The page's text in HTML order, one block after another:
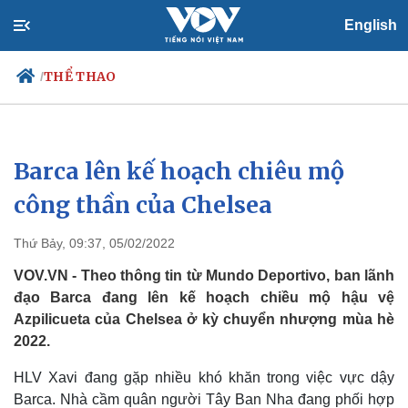
English
/THỂ THAO
Chính trị
Đảng
Tổ chức nhân sự
Nhận diện sự thật
Xã hội
Tin 24h
Dự báo thời tiết
Việc làm
Biển đảo
Barca lên kế hoạch chiêu mộ
công thần của Chelsea
Thứ Bảy, 09:37, 05/02/2022
VOV.VN - Theo thông tin từ Mundo Deportivo, ban lãnh
đạo Barca đang lên kế hoạch chiều mộ hậu vệ
Azpilicueta của Chelsea ở kỳ chuyển nhượng mùa hè
2022.
HLV Xavi đang gặp nhiều khó khăn trong việc vực dậy
Barca. Nhà cầm quân người Tây Ban Nha đang phối hợp